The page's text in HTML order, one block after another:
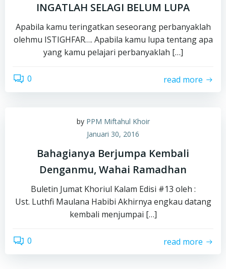
INGATLAH SELAGI BELUM LUPA
Apabila kamu teringatkan seseorang perbanyaklah
olehmu ISTIGHFAR…. Apabila kamu lupa tentang apa
yang kamu pelajari perbanyaklah […]
0 read more
by PPM Miftahul Khoir
Januari 30, 2016
Bahagianya Berjumpa Kembali
Denganmu, Wahai Ramadhan
Buletin Jumat Khoriul Kalam Edisi #13 oleh :
Ust. Luthfi Maulana Habibi Akhirnya engkau datang
kembali menjumpai […]
0 read more